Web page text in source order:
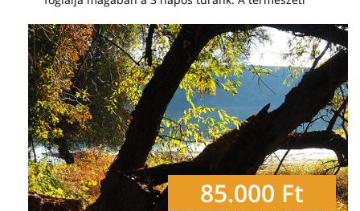
85.000 Ft